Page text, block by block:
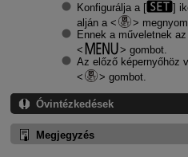
Konfigurálja a [
]
alján a
Ennek a műveletnek
gombot.
Az előző képernyőhöz
gombot.
Óvintézkedések
Megjegyzés